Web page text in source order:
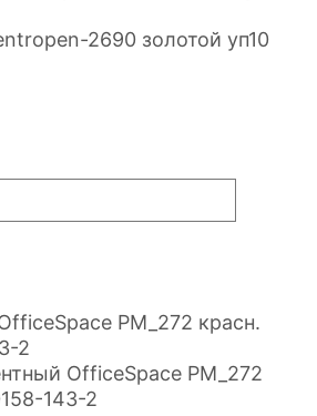
2690 золотой уп10
OfficeSpace PM_272
143-2